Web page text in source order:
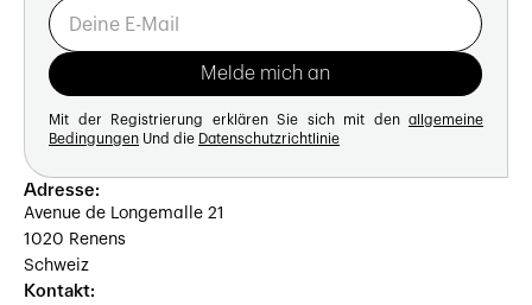
Mit der Registrierung erklären Sie sich mit den allgemeine
Bedingungen Und die Datenschutzrichtlinie
Adresse:
Avenue de Longemalle 21
1020 Renens
Schweiz
Kontakt: